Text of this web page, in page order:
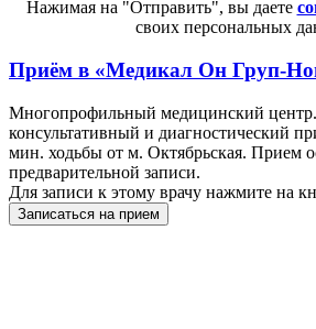
Нажимая на "Отправить", вы даете
своих персональных
Приём в «Медикал Он Груп-
Многопрофильный медицинский
консультативный и диагностический
мин. ходьбы от м. Октябрьская. Прием
предварительной записи.
Для записи к этому врачу нажмите на
Записаться на прием